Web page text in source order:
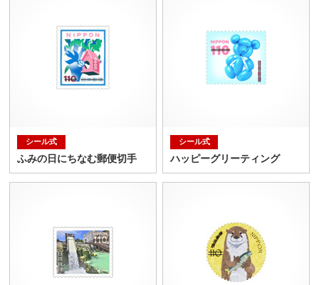
シール式
ふみの日にちなむ郵便切手
シール式
ハッピーグリーティング